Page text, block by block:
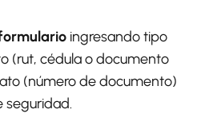
ingresando tipo
(rut, cédula o documento
(número de documento)
seguridad.